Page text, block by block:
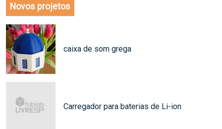
Novos projetos
caixa de som grega
Carregador para baterias de Li-ion